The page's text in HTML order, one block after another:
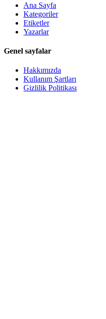
Ana Sayfa
Kategoriler
Etiketler
Yazarlar
Genel sayfalar
Hakkımızda
Kullanım Şartları
Gizlilik Politikası